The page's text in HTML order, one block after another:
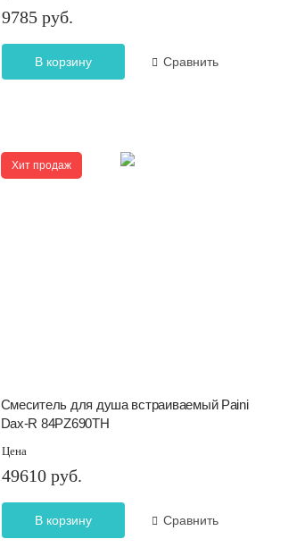
9785 руб.
В корзину Сравнить
Хит продаж
Смеситель для душа встраиваемый Paini
Dax-R 84PZ690TH
Цена
49610 руб.
В корзину Сравнить